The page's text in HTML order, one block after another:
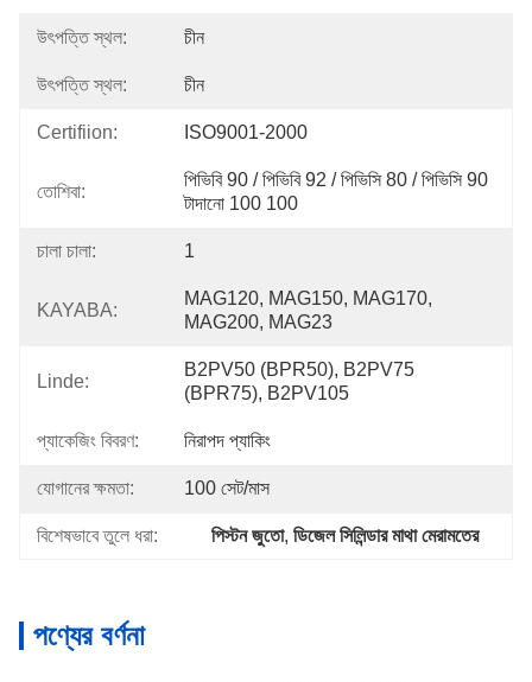
উৎপত্তি স্থল: চীন
উৎপত্তি স্থল: চীন
Certifiion: ISO9001-2000
তোশিবা:
পিভিবি 90 / পিভিবি 92 / পিভিসি 80 / পিভিসি 90
টাদানো 100 100
চালা চালা: 1
KAYABA:
MAG120, MAG150, MAG170,
MAG200, MAG23
Linde:
B2PV50 (BPR50), B2PV75
(BPR75), B2PV105
প্যাকেজিং বিবরণ: নিরাপদ প্যাকিং
যোগানের ক্ষমতা: 100 সেট/মাস
বিশেষভাবে তুলে ধরা: পিস্টন জুতো, ডিজেল সিলিন্ডার মাথা মেরামতের
পণ্যের বর্ণনা